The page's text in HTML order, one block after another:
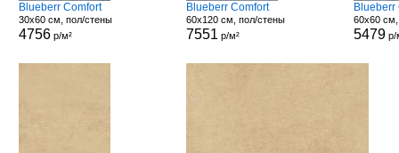
Blueberr Comfort
30x60 см, пол/стены
4756р/м²
Blueberr Comfort
60x120 см, пол/стены
7551 р/м²
Blueberr
60x60
5479 р/